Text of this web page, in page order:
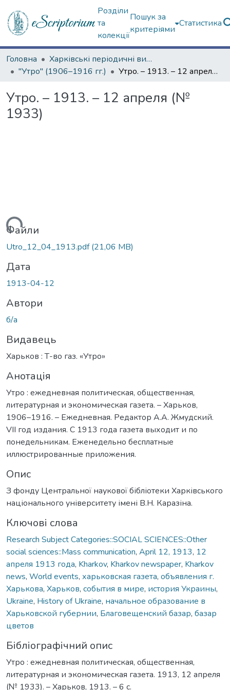
Розділи
та
колекції
Пошук за
критеріями
Статистика
Головна
Харківські періодичні видання
"Утро" (1906–1916 гг.)
Утро. – 1913. – 12 апреля (№ 1933)
Утро. – 1913. – 12 апреля (№
1933)
Файли
Utro_12_04_1913.pdf(21,06 MB)
Дата
1913-04-12
Автори
б/а
Видавець
Харьков : Т-во газ. «Утро»
Анотація
Утро : ежедневная политическая, общественная,
литературная и экономическая газета. – Харьков,
1906–1916. – Ежедневная. Редактор А.А. Жмудский.
VII год издания. С 1913 года газета выходит и по
понедельникам. Еженедельно бесплатные
иллюстрированные приложения.
Опис
З фонду Центральної наукової бібліотеки Харківського
національного університету імені В.Н. Каразіна.
Ключові слова
Research Subject Categories::SOCIAL SCIENCES::Other
social sciences::Mass communication, April 12, 1913, 12
апреля 1913 года, Kharkov, Kharkov newspaper, Kharkov
news, World events, харьковская газета, объявления г.
Харькова, Харьков, события в мире, история Украины,
Ukraine, History of Ukraine, начальное образование в
Харьковской губернии, Благовещенский базар, базар
цветов
Бібліографічний опис
Утро : ежедневная политическая, общественная,
литературная и экономическая газета. 1913, 12 апреля
(№ 1933). – Харьков, 1913. – 6 с.